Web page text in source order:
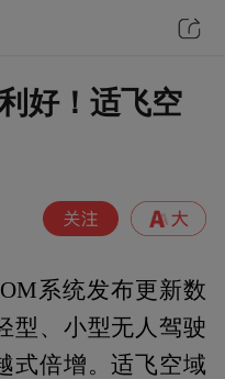
好！适飞空
系统发布更新数
型、小型无人驾驶
式倍增。适飞空域